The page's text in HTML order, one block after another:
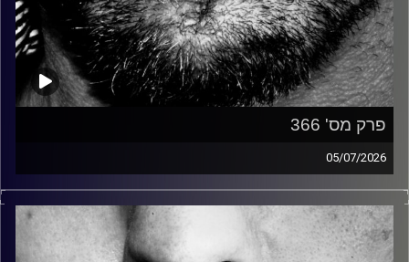
פרק מס' 366
05/07/2026
זיפים, מוזיקה מחוספסת של הופעות חיות. הרבה ג'אם, רוק,
בלוז, bluegrass, ג'אז, Fאנק, פרוגרסיב ואפילו אלקטרוניקה.
כל מה שחי, אמיתי ונושם.
עם שמוליק רגב.